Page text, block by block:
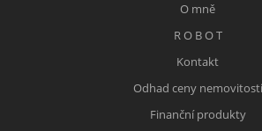
O mně
R O B O T
Kontakt
Odhad ceny nemovitosti
Finanční produkty